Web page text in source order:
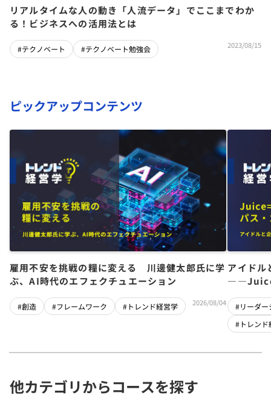
リアルタイムな人の動き「人流データ」でここまでわか
る！ビジネスへの活用法とは
#テクノベート #テクノベート勉強会 2023/08/15
ピックアップコンテンツ
雇用不安を挑戦の糧に変える 川邊健太郎氏に学
ぶ、AI時代のエフェクチュエーション
#創造 #フレームワーク #トレンド経営学 2026/08/04
アイドル
#リーダー
#トレンド
他カテゴリからコースを探す